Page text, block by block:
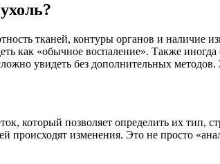
тканей, контуры органов и
как «обычное воспаление». Также
увидеть без дополнительных
который позволяет определить их тип,
происходят изменения. Это не просто